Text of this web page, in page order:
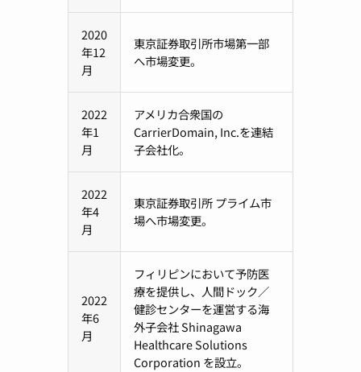
2020
年12
月
東京証券取引所市場第一部
へ市場変更。
2022
年1
月
アメリカ合衆国の
CarrierDomain, Inc.を連結
子会社化。
2022
年4
月
東京証券取引所 プライム市
場へ市場変更。
2022
年6
月
フィリピンにおいて予防医
療を提供し、人間ドック／
健診センターを運営する海
外子会社 Shinagawa
Healthcare Solutions
Corporation を設立。